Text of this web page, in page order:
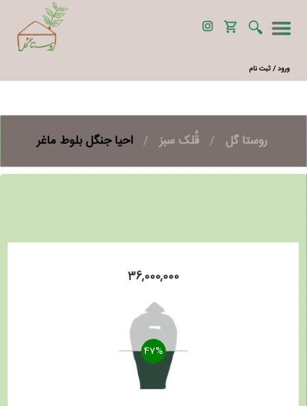
ورود / ثبت نام
روستا گل / قُلک سبز / احیا جنگل بلوط ماغر
36,000,000
47%